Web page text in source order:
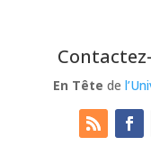
En Tête de